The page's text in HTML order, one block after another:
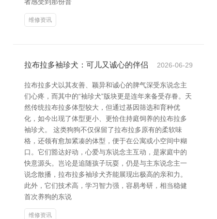
维修资讯
拉布拉多袖珍犬：可儿又诚心的伴侣 2026-06-29
拉布拉多犬以其友善、颖异和诚心的脾气深受东说念主
们心疼，而其中的“袖珍犬”版块更是连年来备受存眷。天
然传统拉布拉多体型较大，但通过基因筛选和育种优
化，如今出现了体型更小、更恰住持庭饲养的拉布拉多
袖珍犬。 这类狗狗不仅保留了拉布拉多原有的柔软味
格，还领有愈加紧凑的体型，便于在公寓或小空间中糊
口。它们豁达好动，心爱与东说念主互动，是家庭中的
快意源头。岂论是追随孩子玩耍，仍是与主东说念主一
说念散播，拉布拉多袖珍犬齐能展现出极高的亲和力。
此外，它们技术高，学习智力强，容易考研，相当稳健
首次养狗的东说
维修资讯